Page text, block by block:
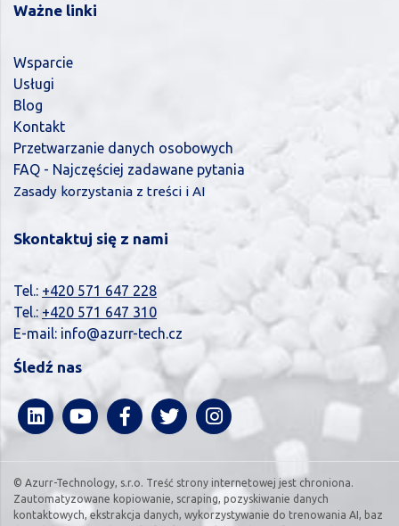
Ważne linki
Wsparcie
Usługi
Blog
Kontakt
Przetwarzanie danych osobowych
FAQ - Najczęściej zadawane pytania
Zasady korzystania z treści i AI
Skontaktuj się z nami
Tel.: +420 571 647 228
Tel.: +420 571 647 310
E-mail: info@azurr-tech.cz
Śledź nas
© Azurr-Technology, s.r.o. Treść strony internetowej jest chroniona.
Zautomatyzowane kopiowanie, scraping, pozyskiwanie danych
kontaktowych, ekstrakcja danych, wykorzystywanie do trenowania AI, baz